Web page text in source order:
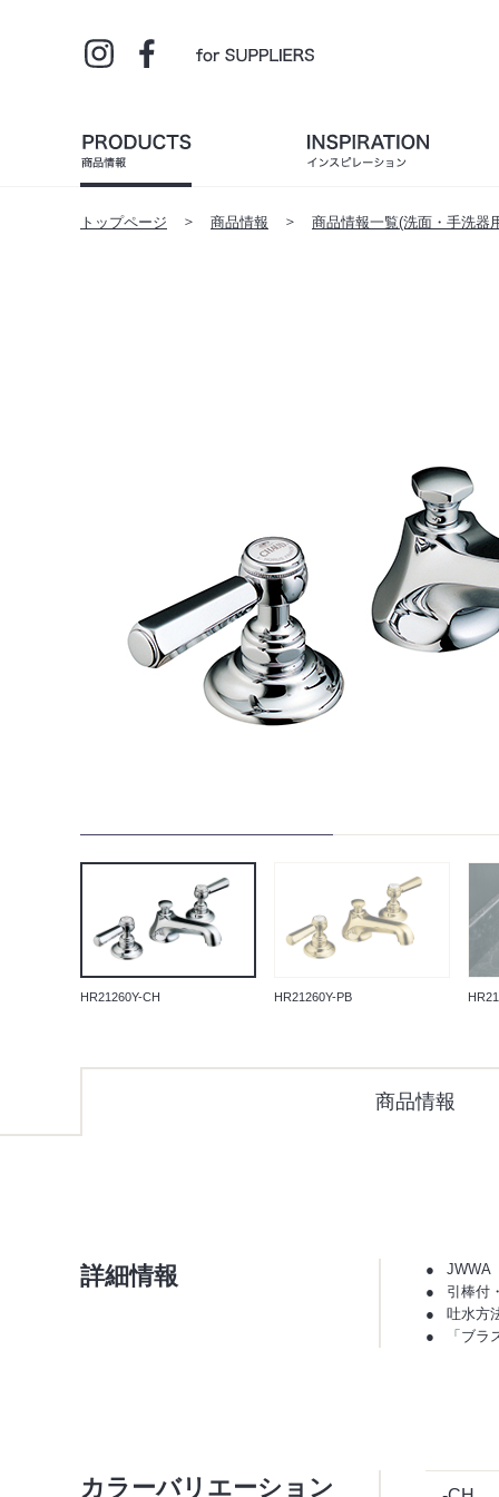
トップページ 商品情報 商品情報一覧(洗面・手洗器
HR21260Y-CH HR21260Y-PB
商品情報
詳細情報
JWWA
引棒付
吐水方
「ブ
カラーバリエーション